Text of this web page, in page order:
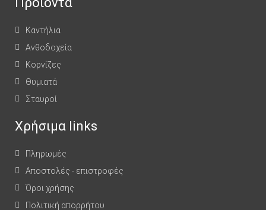
Καντήλια
Ανθοδοχεία
Κορνίζες
Θυμιατά
Σταυροί
Χρήσιμα links
Πληρωμές
Αποστολές - επιστροφές
Όροι χρήσης
Πολιτική απορρήτου